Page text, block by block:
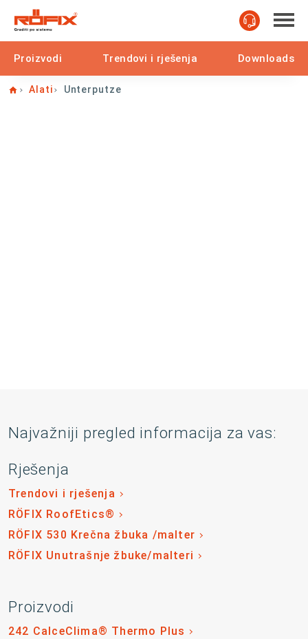
Proizvodi Trendovi i rješenja Downloads
Home
Alati Unterputze
Najvažniji pregled informacija za vas:
Rješenja
Trendovi i rješenja
RÖFIX RoofEtics®
RÖFIX 530 Krečna žbuka /malter
RÖFIX Unutrašnje žbuke/malteri
Proizvodi
242 CalceClima® Thermo Plus